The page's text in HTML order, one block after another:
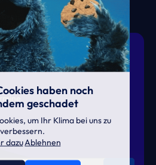
News für gutes
haben noch
geschadet
um Ihr Klima bei uns zu
verbessern.
dazuAblehnen